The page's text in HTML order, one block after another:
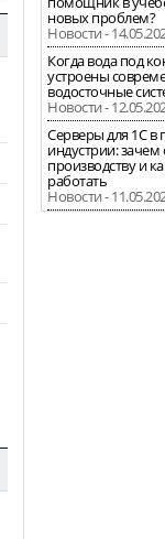
новых проблем?
Новости -
Когда вода под
устроены
водосточные
Новости -
Серверы для 1С в
индустрии:
производству и
работать
Новости -